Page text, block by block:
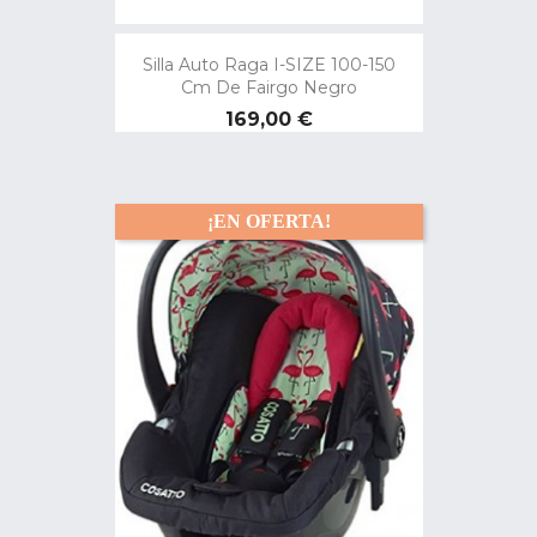
Silla Auto Raga I-SIZE 100-150
Cm De Fairgo Negro
Precio
169,00 €
¡EN OFERTA!